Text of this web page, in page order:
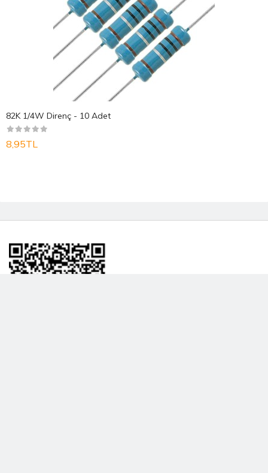
82K 1/4W Direnç - 10 Adet
8,95TL